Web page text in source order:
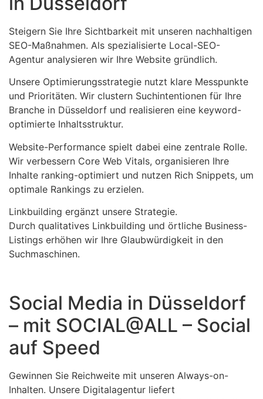
Steigern Sie Ihre Sichtbarkeit mit unseren nachhaltigen
SEO-Maßnahmen. Als spezialisierte Local-SEO-
Agentur analysieren wir Ihre Website gründlich.
Unsere Optimierungsstrategie nutzt klare Messpunkte
und Prioritäten. Wir clustern Suchintentionen für Ihre
Branche in Düsseldorf und realisieren eine keyword-
optimierte Inhaltsstruktur.
Website-Performance spielt dabei eine zentrale Rolle.
Wir verbessern Core Web Vitals, organisieren Ihre
Inhalte ranking-optimiert und nutzen Rich Snippets, um
optimale Rankings zu erzielen.
Linkbuilding ergänzt unsere Strategie.
Durch qualitatives Linkbuilding und örtliche Business-
Listings erhöhen wir Ihre Glaubwürdigkeit in den
Suchmaschinen.
Social Media in Düsseldorf
– mit SOCIAL@ALL – Social
auf Speed
Gewinnen Sie Reichweite mit unseren Always-on-
Inhalten. Unsere Digitalagentur liefert